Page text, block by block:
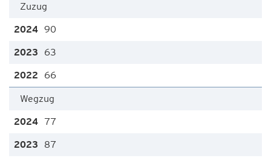
Zuzug
90
63
66
Wegzug
77
87